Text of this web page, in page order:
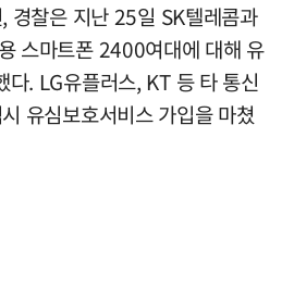
경찰은 지난 25일 SK텔레콤과
스마트폰 2400여대에 대해 유
다. LG유플러스, KT 등 타 통신
유심보호서비스 가입을 마쳤